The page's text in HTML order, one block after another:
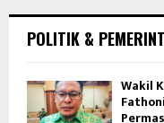
POLITIK &
Wakil